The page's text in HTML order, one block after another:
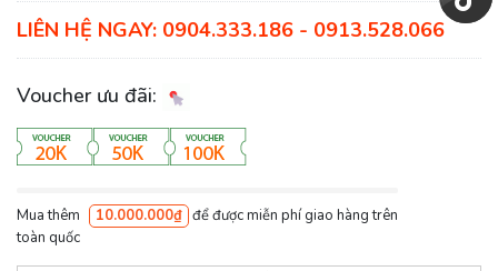
LIÊN HỆ NGAY: 0904.333.186 - 0913.528.066
Voucher ưu đãi:
Mua thêm 10.000.000₫ để được miễn phí giao hàng trên
toàn quốc